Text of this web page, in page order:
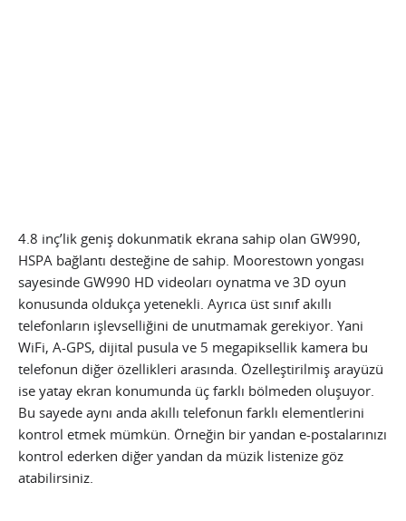
4.8 inç’lik geniş dokunmatik ekrana sahip olan GW990,
HSPA bağlantı desteğine de sahip. Moorestown yongası
sayesinde GW990 HD videoları oynatma ve 3D oyun
konusunda oldukça yetenekli. Ayrıca üst sınıf akıllı
telefonların işlevselliğini de unutmamak gerekiyor. Yani
WiFi, A-GPS, dijital pusula ve 5 megapiksellik kamera bu
telefonun diğer özellikleri arasında. Özelleştirilmiş arayüzü
ise yatay ekran konumunda üç farklı bölmeden oluşuyor.
Bu sayede aynı anda akıllı telefonun farklı elementlerini
kontrol etmek mümkün. Örneğin bir yandan e-postalarınızı
kontrol ederken diğer yandan da müzik listenize göz
atabilirsiniz.